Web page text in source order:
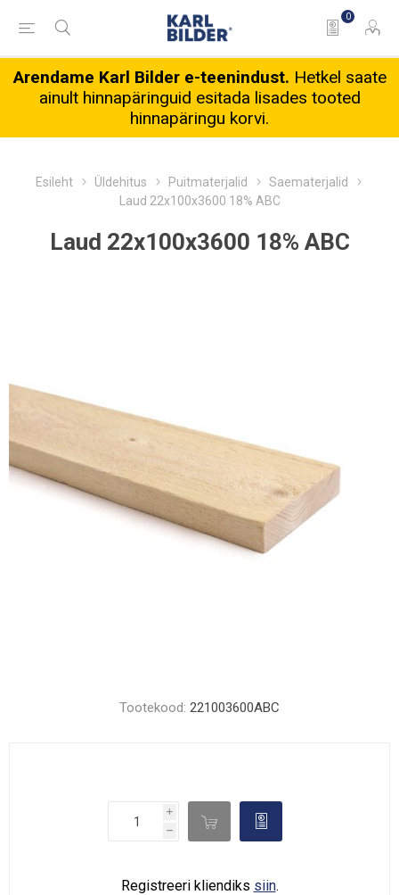
0
Arendame Karl Bilder e-teenindust. Hetkel saate
ainult hinnapäringuid esitada lisades tooted
hinnapäringu korvi.
Esileht Üldehitus Puitmaterjalid
Saematerjalid
Laud 22x100x3600 18% ABC
Laud 22x100x3600 18% ABC
Tootekood: 221003600ABC
i
h
d 
Registreeri kliendiks siin.